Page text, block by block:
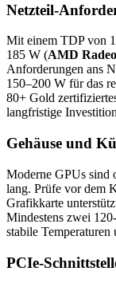
Netzteil-
Mit einem TDP von
185 W (AMD
Anforderungen ans
150–200 W für das
80+ Gold
langfristige
Gehäuse und
Moderne GPUs sind
lang. Prüfe vor dem
Grafikkarte
Mindestens zwei
stabile Temperaturen
PCIe-